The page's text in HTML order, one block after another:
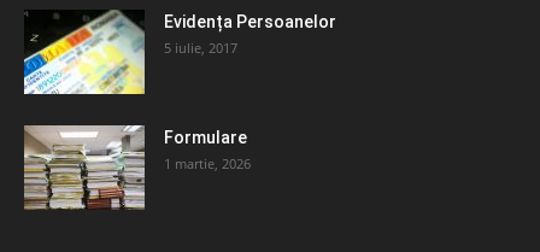
Evidența Persoanelor
5 iulie, 2017
Formulare
1 martie, 2026